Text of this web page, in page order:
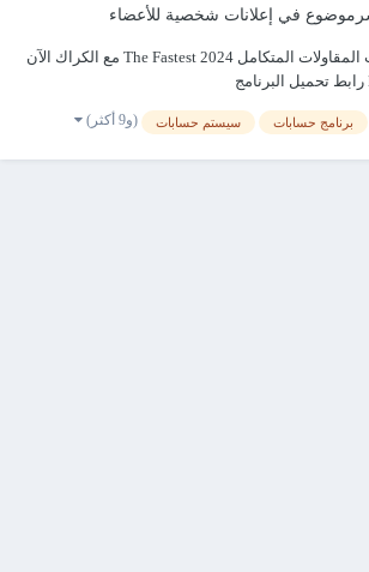
في إعلانات شخصية للأعضاء
برنامج حسابات شركات المقاولات المتكامل The Fastest 2024 مع الكراك الآن
يعمل على نظام 64 Bit رابط تحميل البرنامج
ile روابط شرح البرنامج على يوتيوب YouTube 1- المقدمة ودليل الحسابات
برنامج حسابات سيستم حسابات (و9 أكثر)